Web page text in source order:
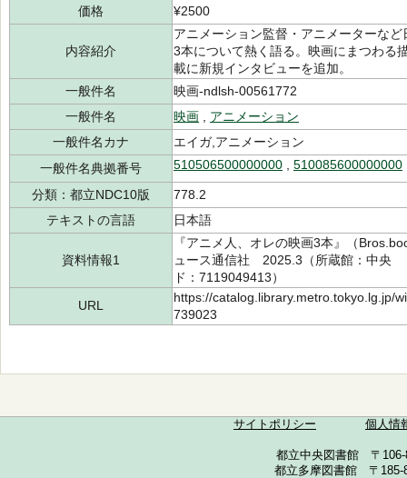
価格
¥2500
内容紹介
アニメーション監督・アニメーターな
3本について熱く語る。映画にまつわる
載に新規インタビューを追加。
一般件名
映画-ndlsh-00561772
一般件名
映画
アニメーション
一般件名カナ
エイガ,アニメーション
一般件名典拠番号
510506500000000 510085600000000
分類：都立NDC10版
778.2
テキストの言語
日本語
資料情報1
『アニメ人、オレの映画3本』（
ュース通信社 2025.3（所蔵館：中
ド：7119049413）
URL
https://catalog.library.metro.tokyo.lg.jp/
739023
サイトポリシー 個人情
都立中央図書館 〒
都立多摩図書館 〒185-